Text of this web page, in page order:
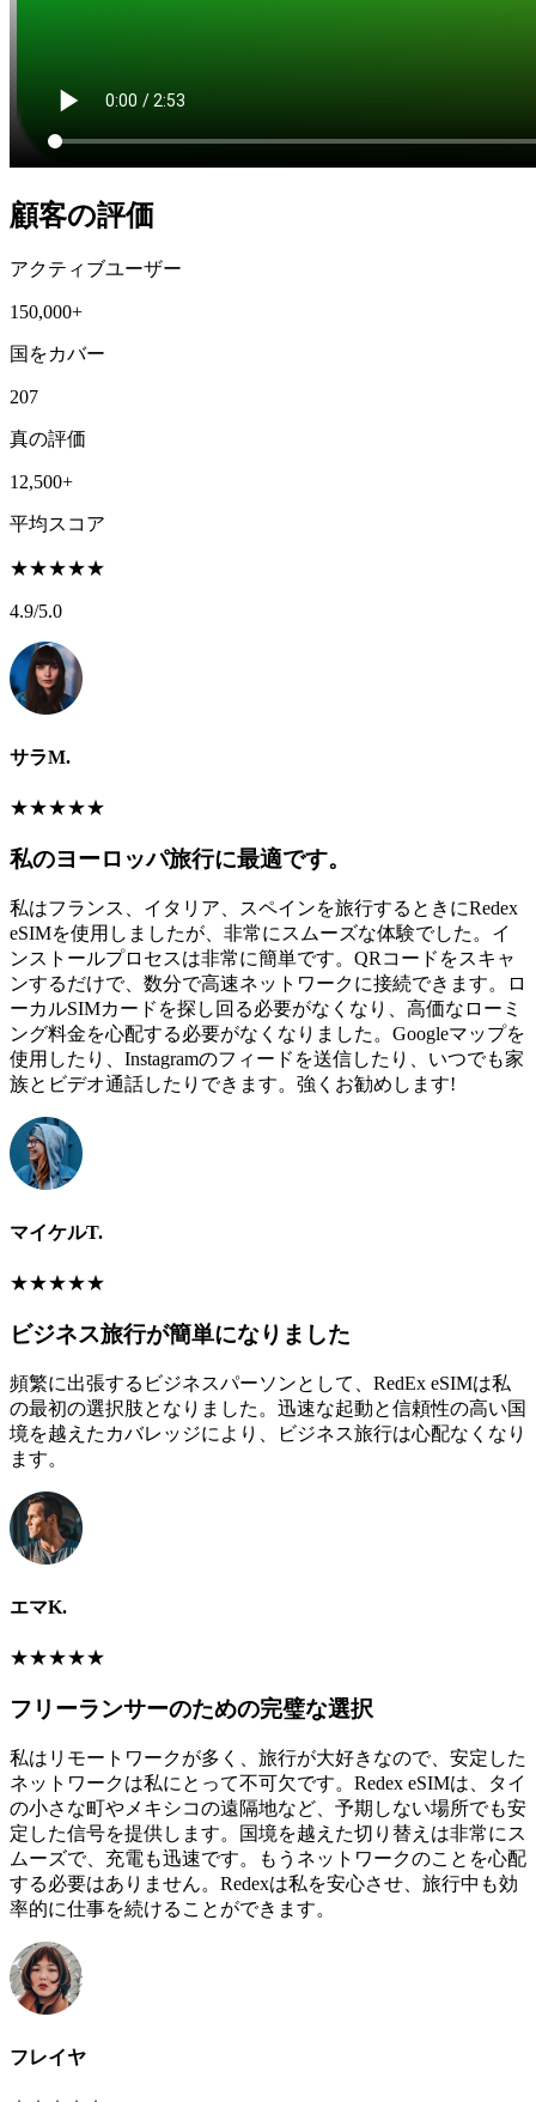
顧客の評価
アクティブユーザー
150,000+
国をカバー
207
真の評価
12,500+
平均スコア
★★★★★
4.9/5.0
サラM.
★★★★★
私のヨーロッパ旅行に最適です。
私はフランス、イタリア、スペインを旅行するときにRedex
eSIMを使用しましたが、非常にスムーズな体験でした。イ
ンストールプロセスは非常に簡単です。QRコードをスキャ
ンするだけで、数分で高速ネットワークに接続できます。ロ
ーカルSIMカードを探し回る必要がなくなり、高価なローミ
ング料金を心配する必要がなくなりました。Googleマップを
使用したり、Instagramのフィードを送信したり、いつでも家
族とビデオ通話したりできます。強くお勧めします!
マイケルT.
★★★★★
ビジネス旅行が簡単になりました
頻繁に出張するビジネスパーソンとして、RedEx eSIMは私
の最初の選択肢となりました。迅速な起動と信頼性の高い国
境を越えたカバレッジにより、ビジネス旅行は心配なくなり
ます。
エマK.
★★★★★
フリーランサーのための完璧な選択
私はリモートワークが多く、旅行が大好きなので、安定した
ネットワークは私にとって不可欠です。Redex eSIMは、タイ
の小さな町やメキシコの遠隔地など、予期しない場所でも安
定した信号を提供します。国境を越えた切り替えは非常にス
ムーズで、充電も迅速です。もうネットワークのことを心配
する必要はありません。Redexは私を安心させ、旅行中も効
率的に仕事を続けることができます。
フレイヤ